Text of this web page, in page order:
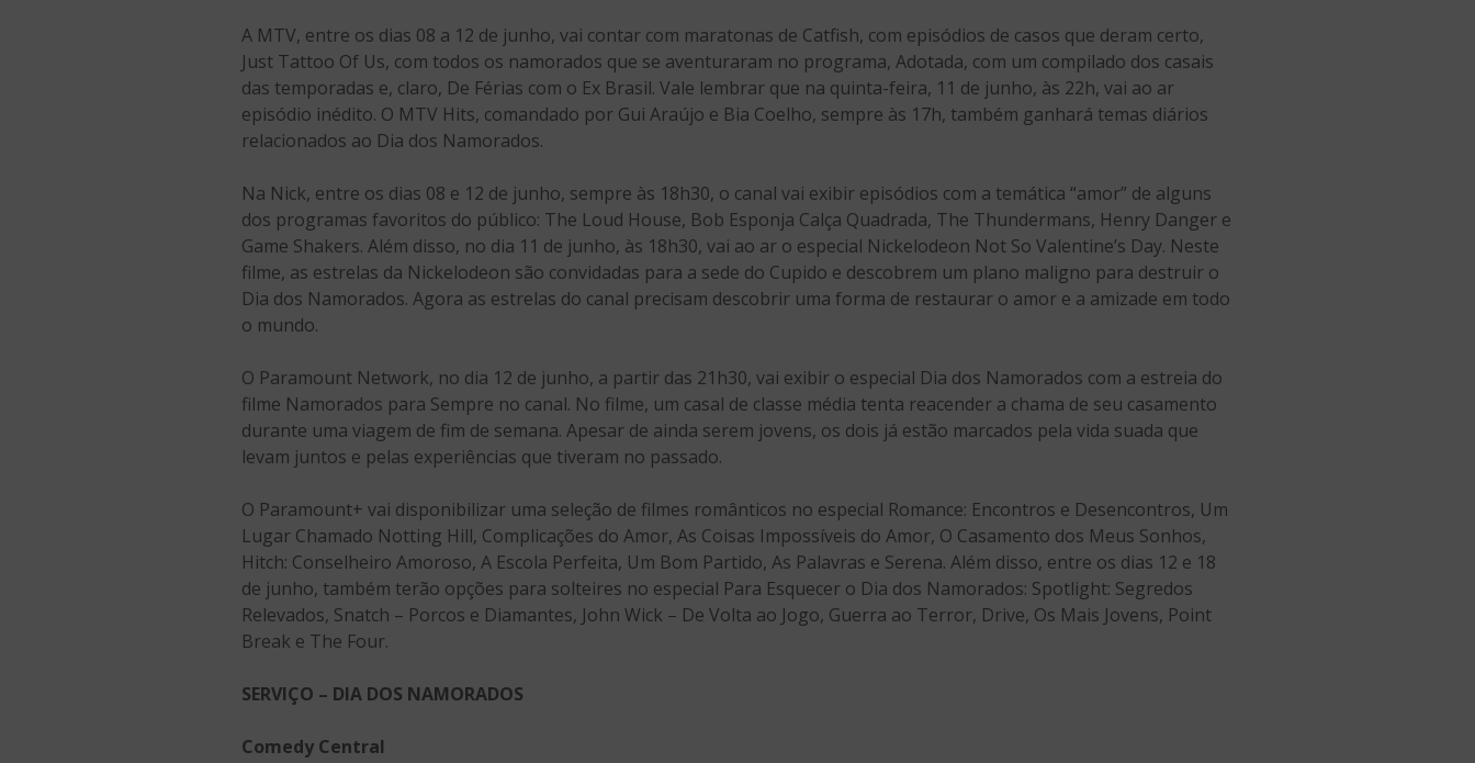
A MTV, entre os dias 08 a 12 de junho, vai contar com maratonas de Catfish, com episódios de casos que deram certo,
Just Tattoo Of Us, com todos os namorados que se aventuraram no programa, Adotada, com um compilado dos casais
das temporadas e, claro, De Férias com o Ex Brasil. Vale lembrar que na quinta-feira, 11 de junho, às 22h, vai ao ar
episódio inédito. O MTV Hits, comandado por Gui Araújo e Bia Coelho, sempre às 17h, também ganhará temas diários
relacionados ao Dia dos Namorados.
Na Nick, entre os dias 08 e 12 de junho, sempre às 18h30, o canal vai exibir episódios com a temática “amor” de alguns
dos programas favoritos do público: The Loud House, Bob Esponja Calça Quadrada, The Thundermans, Henry Danger e
Game Shakers. Além disso, no dia 11 de junho, às 18h30, vai ao ar o especial Nickelodeon Not So Valentine’s Day. Neste
filme, as estrelas da Nickelodeon são convidadas para a sede do Cupido e descobrem um plano maligno para destruir o
Dia dos Namorados. Agora as estrelas do canal precisam descobrir uma forma de restaurar o amor e a amizade em todo
o mundo.
O Paramount Network, no dia 12 de junho, a partir das 21h30, vai exibir o especial Dia dos Namorados com a estreia do
filme Namorados para Sempre no canal. No filme, um casal de classe média tenta reacender a chama de seu casamento
durante uma viagem de fim de semana. Apesar de ainda serem jovens, os dois já estão marcados pela vida suada que
levam juntos e pelas experiências que tiveram no passado.
O Paramount+ vai disponibilizar uma seleção de filmes românticos no especial Romance: Encontros e Desencontros, Um
Lugar Chamado Notting Hill, Complicações do Amor, As Coisas Impossíveis do Amor, O Casamento dos Meus Sonhos,
Hitch: Conselheiro Amoroso, A Escola Perfeita, Um Bom Partido, As Palavras e Serena. Além disso, entre os dias 12 e 18
de junho, também terão opções para solteires no especial Para Esquecer o Dia dos Namorados: Spotlight: Segredos
Relevados, Snatch – Porcos e Diamantes, John Wick – De Volta ao Jogo, Guerra ao Terror, Drive, Os Mais Jovens, Point
Break e The Four.
SERVIÇO – DIA DOS NAMORADOS
Comedy Central